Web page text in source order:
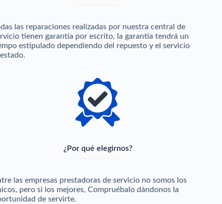
las reparaciones realizadas por nuestra central de
tienen garantía por escrito, la garantía tendrá un
estipulado dependiendo del repuesto y el servicio
¿Por qué elegirnos?
las empresas prestadoras de servicio no somos los
pero si los mejores, Compruébalo dándonos la
de servirte.